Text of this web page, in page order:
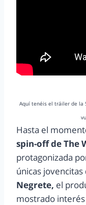
Aquí tenéis el tráiler de la
Hasta el
spin-off de The
protagonizada
únicas
Negrete, el
mostrado